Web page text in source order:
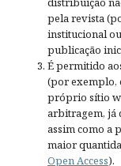
pela revista
institucional
publicação
É permitido
(por exemplo,
próprio sítio
arbitragem, já
assim como a
maior
Open Access).